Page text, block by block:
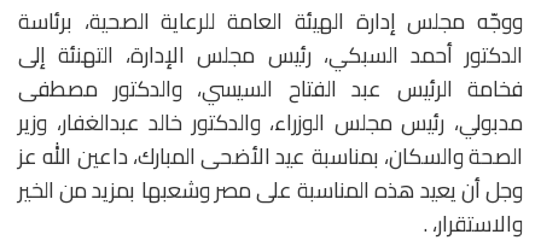
ووجّه مجلس إدارة الهيئة العامة للرعاية الصحية، برئاسة
الدكتور أحمد السبكي، رئيس مجلس الإدارة، التهنئة إلى
فخامة الرئيس عبد الفتاح السيسي، والدكتور مصطفى
مدبولي، رئيس مجلس الوزراء، والدكتور خالد عبدالغفار، وزير
الصحة والسكان، بمناسبة عيد الأضحى المبارك، داعين الله عز
وجل أن يعيد هذه المناسبة على مصر وشعبها بمزيد من الخير
والاستقرار، .